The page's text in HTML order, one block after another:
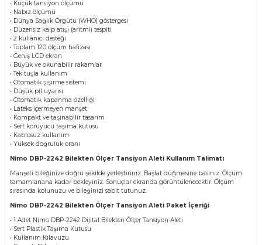
• Küçük tansiyon ölçümü
• Nabız ölçümü
• Dünya Sağlık Örgütü (WHO) göstergesi
• Düzensiz kalp atışı (aritmi) tespiti
• 2 kullanıcı desteği
• Toplam 120 ölçüm hafızası
• Geniş LCD ekran
• Büyük ve okunabilir rakamlar
• Tek tuşla kullanım
• Otomatik şişirme sistemi
• Düşük pil uyarısı
• Otomatik kapanma özelliği
• Lateks içermeyen manşet
• Kompakt ve taşınabilir tasarım
• Sert koruyucu taşıma kutusu
• Kablosuz kullanım
• Yüksek doğruluk oranı
Nimo DBP-2242 Bilekten Ölçer Tansiyon Aleti Kullanım Talimatı
Manşeti bileğinize doğru şekilde yerleştiriniz. Başlat düğmesine basınız. Ölçüm
tamamlanana kadar bekleyiniz. Sonuçlar ekranda görüntülenecektir. Ölçüm
sırasında kolunuzu ve bileğinizi sabit tutunuz.
Nimo DBP-2242 Bilekten Ölçer Tansiyon Aleti Paket İçeriği
• 1 Adet Nimo DBP-2242 Dijital Bilekten Ölçer Tansiyon Aleti
• Sert Plastik Taşıma Kutusu
• Kullanım Kılavuzu